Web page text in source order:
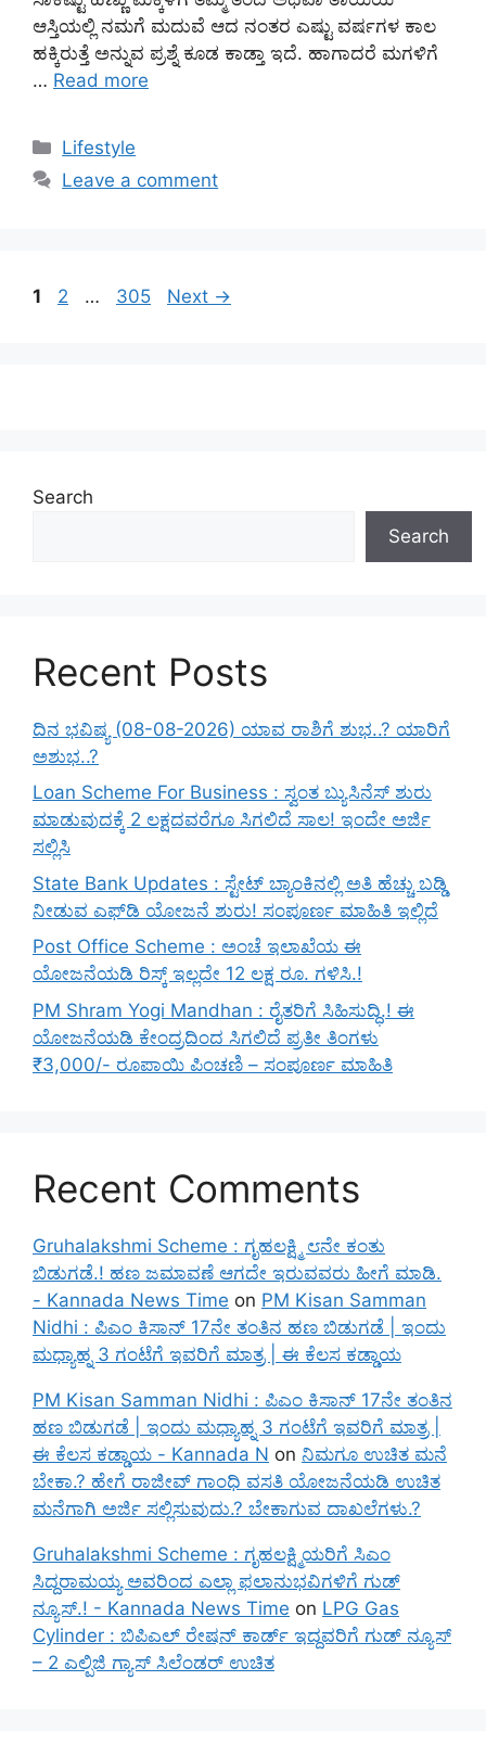
ಆಸ್ತಿಯಲ್ಲಿ ನಮಗೆ ಮದುವೆ ಆದ ನಂತರ ಎಷ್ಟು ವರ್ಷಗಳ ಕಾಲ
ಹಕ್ಕಿರುತ್ತೆ ಅನ್ನುವ ಪ್ರಶ್ನೆ ಕೂಡ ಕಾಡ್ತಾ ಇದೆ. ಹಾಗಾದರೆ ಮಗಳಿಗೆ
… Read more
Categories
Lifestyle
Leave a comment
Page
1 Page
2 … Page
305 Next →
Search
Search
Recent Posts
ದಿನ ಭವಿಷ್ಯ (08-08-2026) ಯಾವ ರಾಶಿಗೆ ಶುಭ..? ಯಾರಿಗೆ
ಅಶುಭ..?
Loan Scheme For Business : ಸ್ವಂತ ಬ್ಯುಸಿನೆಸ್ ಶುರು
ಮಾಡುವುದಕ್ಕೆ 2 ಲಕ್ಷದವರೆಗೂ ಸಿಗಲಿದೆ ಸಾಲ! ಇಂದೇ ಅರ್ಜಿ
ಸಲ್ಲಿಸಿ
State Bank Updates : ಸ್ಟೇಟ್ ಬ್ಯಾಂಕಿನಲ್ಲಿ ಅತಿ ಹೆಚ್ಚು ಬಡ್ಡಿ
ನೀಡುವ ಎಫ್‌ಡಿ ಯೋಜನೆ ಶುರು! ಸಂಪೂರ್ಣ ಮಾಹಿತಿ ಇಲ್ಲಿದೆ
Post Office Scheme : ಅಂಚೆ ಇಲಾಖೆಯ ಈ
ಯೋಜನೆಯಡಿ ರಿಸ್ಕ್‌ ಇಲ್ಲದೇ 12 ಲಕ್ಷ ರೂ. ಗಳಿಸಿ.!
PM Shram Yogi Mandhan : ರೈತರಿಗೆ ಸಿಹಿಸುದ್ಧಿ.! ಈ
ಯೋಜನೆಯಡಿ ಕೇಂದ್ರದಿಂದ ಸಿಗಲಿದೆ ಪ್ರತೀ ತಿಂಗಳು
₹3,000/- ರೂಪಾಯಿ ಪಿಂಚಣಿ – ಸಂಪೂರ್ಣ ಮಾಹಿತಿ
Recent Comments
Gruhalakshmi Scheme : ಗೃಹಲಕ್ಷ್ಮಿ ೮ನೇ ಕಂತು
ಬಿಡುಗಡೆ.! ಹಣ ಜಮಾವಣೆ ಆಗದೇ ಇರುವವರು ಹೀಗೆ ಮಾಡಿ.
- Kannada News Time on PM Kisan Samman
Nidhi : ಪಿಎಂ ಕಿಸಾನ್ 17ನೇ ತಂತಿನ ಹಣ ಬಿಡುಗಡೆ | ಇಂದು
ಮಧ್ಯಾಹ್ನ 3 ಗಂಟೆಗೆ ಇವರಿಗೆ ಮಾತ್ರ | ಈ ಕೆಲಸ ಕಡ್ಡಾಯ
PM Kisan Samman Nidhi : ಪಿಎಂ ಕಿಸಾನ್ 17ನೇ ತಂತಿನ
ಹಣ ಬಿಡುಗಡೆ | ಇಂದು ಮಧ್ಯಾಹ್ನ 3 ಗಂಟೆಗೆ ಇವರಿಗೆ ಮಾತ್ರ |
ಈ ಕೆಲಸ ಕಡ್ಡಾಯ - Kannada N on ನಿಮಗೂ ಉಚಿತ ಮನೆ
ಬೇಕಾ.? ಹೇಗೆ ರಾಜೀವ್ ಗಾಂಧಿ ವಸತಿ ಯೋಜನೆಯಡಿ ಉಚಿತ
ಮನೆಗಾಗಿ ಅರ್ಜಿ ಸಲ್ಲಿಸುವುದು.? ಬೇಕಾಗುವ ದಾಖಲೆಗಳು.?
Gruhalakshmi Scheme : ಗೃಹಲಕ್ಷ್ಮಿಯರಿಗೆ ಸಿಎಂ
ಸಿದ್ದರಾಮಯ್ಯ ಅವರಿಂದ ಎಲ್ಲಾ ಫಲಾನುಭವಿಗಳಿಗೆ ಗುಡ್
ನ್ಯೂಸ್.! - Kannada News Time on LPG Gas
Cylinder : ಬಿಪಿಎಲ್ ರೇಷನ್ ಕಾರ್ಡ್ ಇದ್ದವರಿಗೆ ಗುಡ್ ನ್ಯೂಸ್
– 2 ಎಲ್ಪಿಜಿ ಗ್ಯಾಸ್ ಸಿಲೆಂಡರ್ ಉಚಿತ